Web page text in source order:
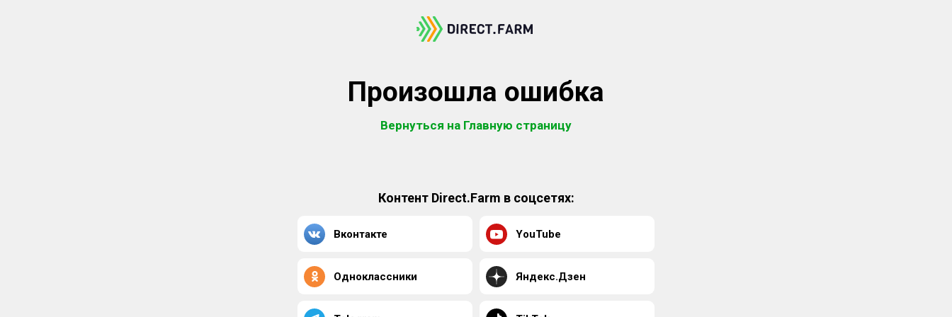
Произошла ошибка
Вернуться на Главную страницу
Контент Direct.Farm в соцсетях:
Вконтакте YouTube
Одноклассники Яндекс.Дзен